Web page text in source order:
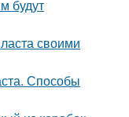
будут
своими
Способы